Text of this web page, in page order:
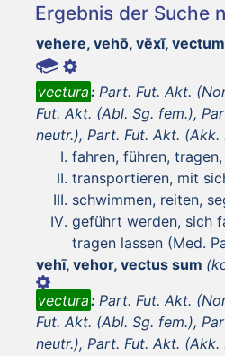
Ergebnis der Suche
vehere, vehō, vēxī, vectum
vectura: Part. Fut. Akt.
Fut. Akt. (Abl. Sg. fem.),
neutr.), Part. Fut. Akt. (Akk.
fahren, führen,
transportieren, mit
schwimmen, reiten,
geführt werden, sich
tragen lassen (Med.
vehī, vehor, vectus sum
vectura: Part. Fut. Akt.
Fut. Akt. (Abl. Sg. fem.),
neutr.), Part. Fut. Akt. (Akk.